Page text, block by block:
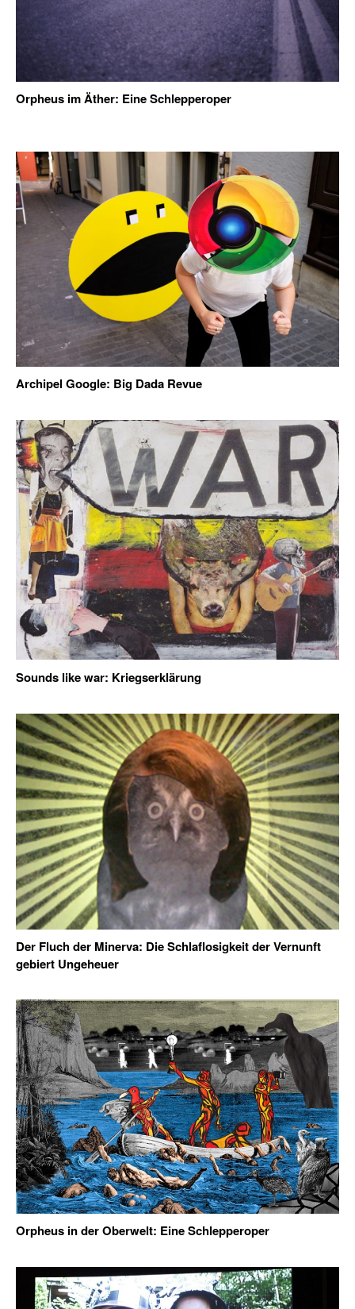
Orpheus im Äther: Eine Schlepperoper
Archipel Google: Big Dada Revue
Sounds like war: Kriegserklärung
Der Fluch der Minerva: Die Schlaflosigkeit der Vernunft
gebiert Ungeheuer
Orpheus in der Oberwelt: Eine Schlepperoper